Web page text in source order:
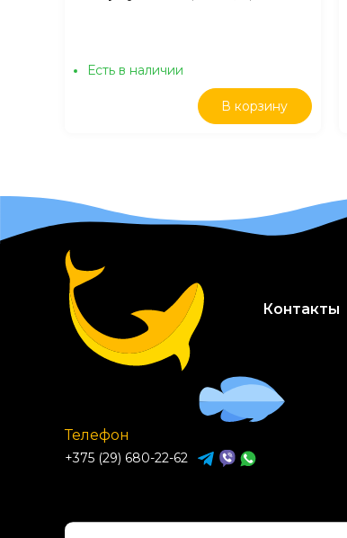
Есть в наличии
В корзину
Контакты
Телефон
+375 (29) 680-22-62